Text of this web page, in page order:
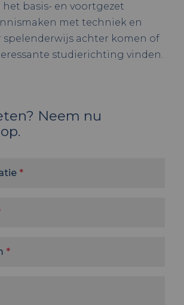
basis- en voortgezet
met techniek en
spelenderwijs achter komen of
studierichting vinden.
Neem nu